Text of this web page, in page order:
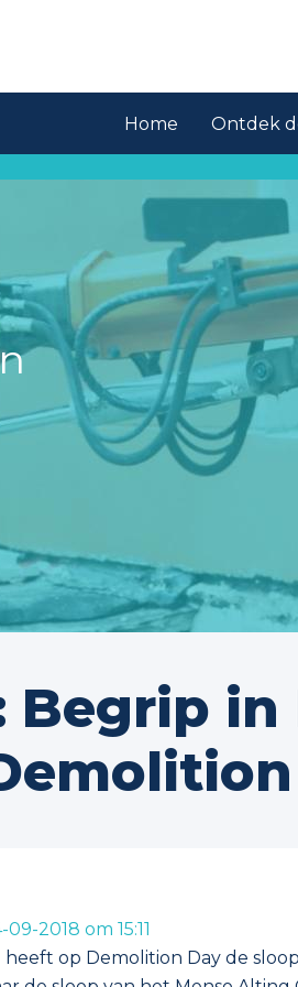
Home Ontdek
in
2018 om 15:11
op Demolition Day de